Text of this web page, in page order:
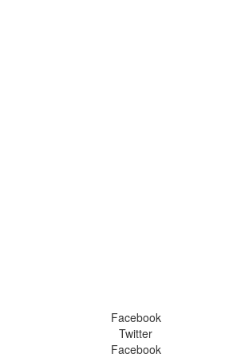
Facebook
Twitter
Facebook